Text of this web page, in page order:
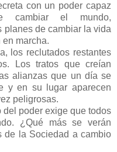
con un poder capaz
cambiar el mundo,
planes de cambiar la vida
marcha.
los reclutados restantes
Los tratos que creían
alianzas que un día se
y en su lugar aparecen
peligrosas.
del poder exige que todos
¿Qué más se verán
de la Sociedad a cambio